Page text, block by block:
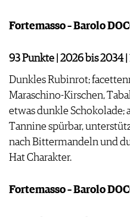
Fortemasso – Barolo
93 Punkte | 2026 bis 2034 |
Dunkles Rubinrot;
Maraschino-Kirschen,
etwas dunkle Schokolade;
Tannine spürbar,
nach Bittermandeln und
Hat Charakter.
Fortemasso – Barolo